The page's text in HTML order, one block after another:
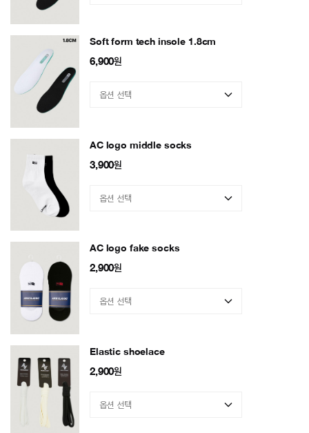
Soft form tech insole 1.8cm
6,900원
AC logo middle socks
3,900원
AC logo fake socks
2,900원
Elastic shoelace
2,900원